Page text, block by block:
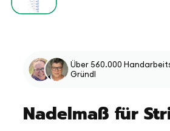
Über 560.000
Gründl
Nadelmaß für